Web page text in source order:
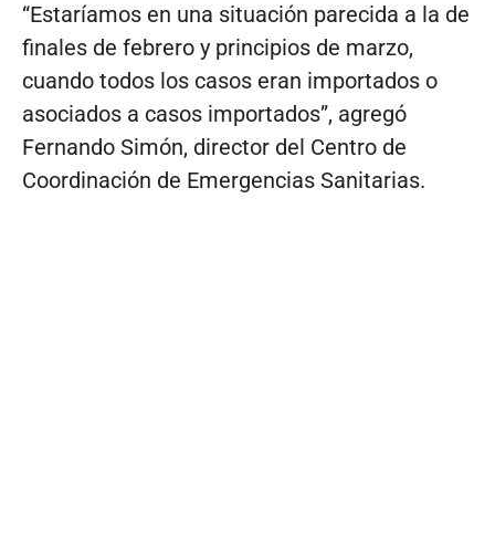
“Estaríamos en una situación parecida a la de
finales de febrero y principios de marzo,
cuando todos los casos eran importados o
asociados a casos importados”, agregó
Fernando Simón, director del Centro de
Coordinación de Emergencias Sanitarias.